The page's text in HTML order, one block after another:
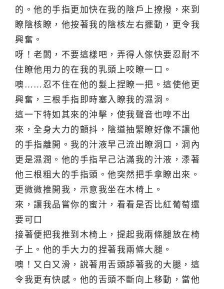
的。他的手指更加快在我的陰戶上撩撥，來到
瞭陰核瞭，他按著我的陰核左右擺動，更令我
興奮。
呀！老闆，不要這樣吧，弄得人傢快要忍耐不
住瞭他用力的在我的乳頭上咬瞭一口。
噢……忍不住在他的髮上捏瞭一把。這使他更
興奮，三根手指即時塞入瞭我的濕洞。
這一下特如其來的沖擊，使我聲音也啍不出
來，全身大力的顫抖，陰道抽緊瞭好像不讓他
的手指離開。我的汁液早己流出瞭洞口，洞內
更是濕潤。他的手指早己沾滿我的汁液，潻著
他三根粗大的手指頭。他突然把手拿瞭出來。
更微微推開我，示意我坐在木椅上。
來，讓我品嘗你的蜜汁，看看是否比紅葡萄還
要可口
接著便把我推到木椅上，提起我兩條腿放在椅
子上。他的手大力的捏著我兩條大腿。
噢！又白又滑，說著用舌頭舔著我的大腿，這
令我更有快感。他的舌頭不斷向上移動，當他